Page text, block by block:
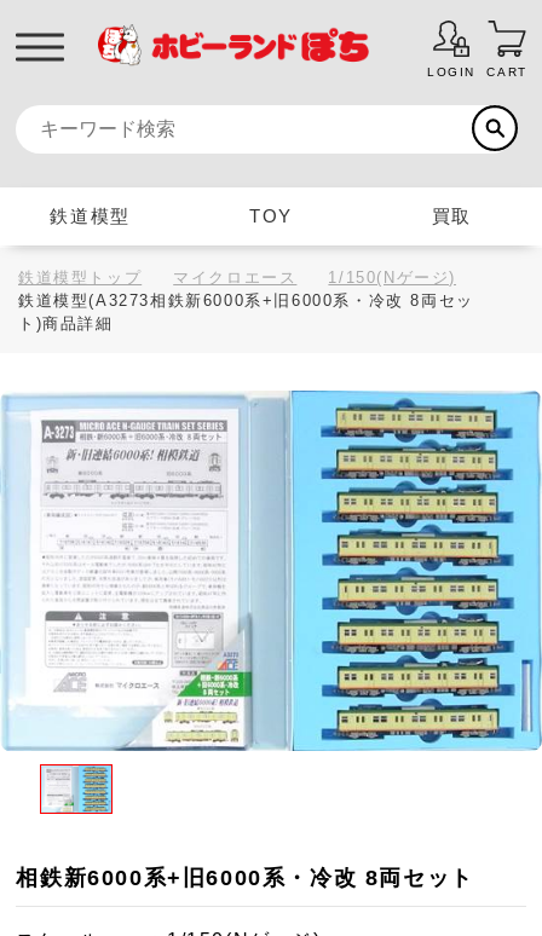
LOGIN CART
鉄道模型 TOY 買取
鉄道模型トップ マイクロエース
1/150(Nゲージ)
鉄道模型(A3273相鉄新6000系+旧6000系・冷改 8両セッ
ト)商品詳細
相鉄新6000系+旧6000系・冷改 8両セット